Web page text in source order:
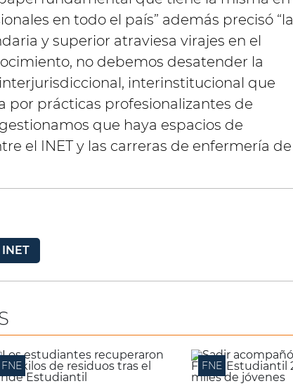
en todo el país” además precisó “la
y superior atraviesa virajes en el
no debemos desatender la
interinstitucional que
por prácticas profesionalizantes de
que haya espacios de
el INET y las carreras de enfermería de
INET
FNE FNE